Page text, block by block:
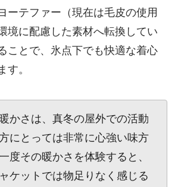
ーテファー（現在は毛皮の使用
境に配慮した素材へ転換してい
ことで、氷点下でも快適な着心
す。
かさは、真冬の屋外での活動
にとっては非常に心強い味方
度その暖かさを体験すると、
ケットでは物足りなく感じる